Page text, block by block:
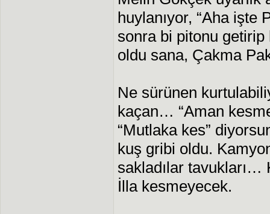
huylanıyor, “Aha işte
sonra bi pitonu
oldu sana, Çakma
Ne sürünen
kaçan… “Aman
“Mutlaka kes”
kuş gribi oldu.
sakladılar tavukları…
İlla kesmeyecek.